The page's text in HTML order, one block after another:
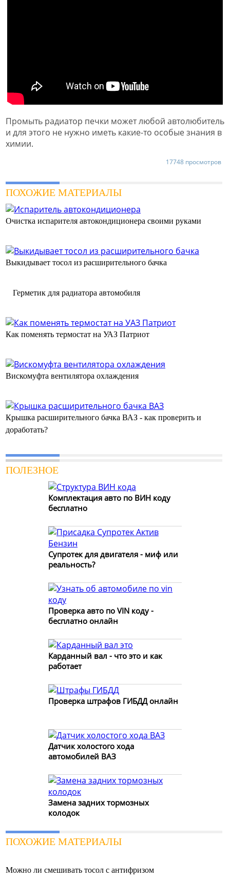
Промыть радиатор печки может любой автолюбитель
и для этого не нужно иметь какие-то особые знания в
химии.
17748 просмотров
ПОХОЖИЕ МАТЕРИАЛЫ
Очистка испарителя автокондиционера своими руками
Выкидывает тосол из расширительного бачка
Герметик для радиатора автомобиля
Как поменять термостат на УАЗ Патриот
Вискомуфта вентилятора охлаждения
Крышка расширительного бачка ВАЗ - как проверить и
доработать?
ПОЛЕЗНОЕ
Комплектация авто по ВИН коду
бесплатно
Супротек для двигателя - миф или
реальность?
Проверка авто по VIN коду -
бесплатно онлайн
Карданный вал - что это и как
работает
Проверка штрафов ГИБДД онлайн
Датчик холостого хода
автомобилей ВАЗ
Замена задних тормозных
колодок
ПОХОЖИЕ МАТЕРИАЛЫ
Можно ли смешивать тосол с антифризом